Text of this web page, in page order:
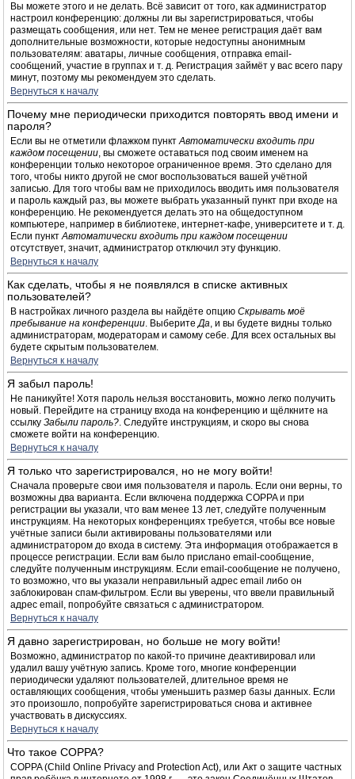
Вы можете этого и не делать. Всё зависит от того, как администратор
настроил конференцию: должны ли вы зарегистрироваться, чтобы
размещать сообщения, или нет. Тем не менее регистрация даёт вам
дополнительные возможности, которые недоступны анонимным
пользователям: аватары, личные сообщения, отправка email-
сообщений, участие в группах и т. д. Регистрация займёт у вас всего пару
минут, поэтому мы рекомендуем это сделать.
Вернуться к началу
Почему мне периодически приходится повторять ввод имени и
пароля?
Если вы не отметили флажком пунктАвтоматически входить при
каждом посещении, вы сможете оставаться под своим именем на
конференции только некоторое ограниченное время. Это сделано для
того, чтобы никто другой не смог воспользоваться вашей учётной
записью. Для того чтобы вам не приходилось вводить имя пользователя
и пароль каждый раз, вы можете выбрать указанный пункт при входе на
конференцию. Не рекомендуется делать это на общедоступном
компьютере, например в библиотеке, интернет-кафе, университете и т. д.
Если пунктАвтоматически входить при каждом посещении
отсутствует, значит, администратор отключил эту функцию.
Вернуться к началу
Как сделать, чтобы я не появлялся в списке активных
пользователей?
В настройках личного раздела вы найдёте опцию Скрывать моё
пребывание на конференции. ВыберитеДа, и вы будете видны только
администраторам, модераторам и самому себе. Для всех остальных вы
будете скрытым пользователем.
Вернуться к началу
Я забыл пароль!
Не паникуйте! Хотя пароль нельзя восстановить, можно легко получить
новый. Перейдите на страницу входа на конференцию и щёлкните на
ссылку Забыли пароль?. Следуйте инструкциям, и скоро вы снова
сможете войти на конференцию.
Вернуться к началу
Я только что зарегистрировался, но не могу войти!
Сначала проверьте свои имя пользователя и пароль. Если они верны, то
возможны два варианта. Если включена поддержка COPPA и при
регистрации вы указали, что вам менее 13 лет, следуйте полученным
инструкциям. На некоторых конференциях требуется, чтобы все новые
учётные записи были активированы пользователями или
администратором до входа в систему. Эта информация отображается в
процессе регистрации. Если вам было прислано email-сообщение,
следуйте полученным инструкциям. Если email-сообщение не получено,
то возможно, что вы указали неправильный адрес email либо он
заблокирован спам-фильтром. Если вы уверены, что ввели правильный
адрес email, попробуйте связаться с администратором.
Вернуться к началу
Я давно зарегистрирован, но больше не могу войти!
Возможно, администратор по какой-то причине деактивировал или
удалил вашу учётную запись. Кроме того, многие конференции
периодически удаляют пользователей, длительное время не
оставляющих сообщения, чтобы уменьшить размер базы данных. Если
это произошло, попробуйте зарегистрироваться снова и активнее
участвовать в дискуссиях.
Вернуться к началу
Что такое COPPA?
COPPA (Child Online Privacy and Protection Act), или Акт о защите частных